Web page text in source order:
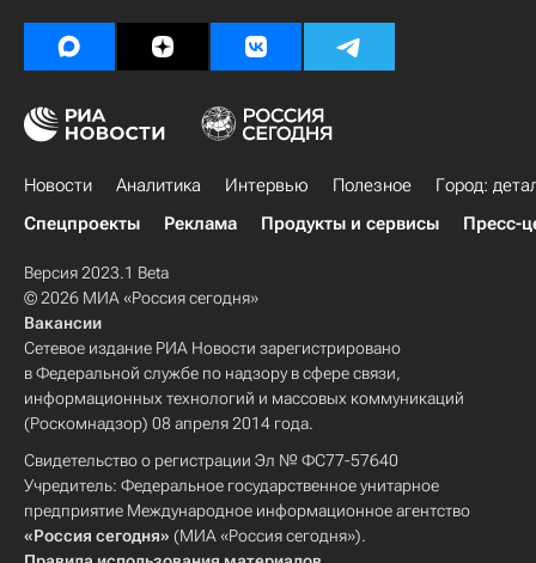
Новости Аналитика Интервью Полезное
Город:
Спецпроекты
Реклама Продукты и сервисы Пресс-
Версия 2023.1 Beta
© 2026 МИА «Россия сегодня»
Вакансии
Сетевое издание РИА Новости зарегистрировано
в Федеральной службе по надзору в сфере связи,
информационных технологий и массовых коммуникаций
(Роскомнадзор) 08 апреля 2014 года.
Свидетельство о регистрации Эл № ФС77-57640
Учредитель: Федеральное государственное унитарное
предприятие Международное информационное агентство
«Россия сегодня» (МИА «Россия сегодня»).